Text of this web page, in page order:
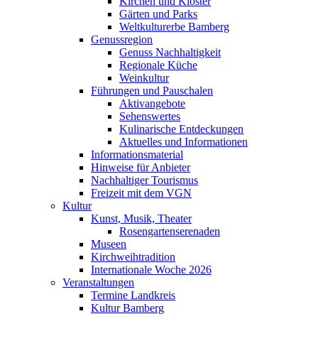
Gärten und Parks
Weltkulturerbe Bamberg
Genussregion
Genuss Nachhaltigkeit
Regionale Küche
Weinkultur
Führungen und Pauschalen
Aktivangebote
Sehenswertes
Kulinarische Entdeckungen
Aktuelles und Informationen
Informationsmaterial
Hinweise für Anbieter
Nachhaltiger Tourismus
Freizeit mit dem VGN
Kultur
Kunst, Musik, Theater
Rosengartenserenaden
Museen
Kirchweihtradition
Internationale Woche 2026
Veranstaltungen
Termine Landkreis
Kultur Bamberg